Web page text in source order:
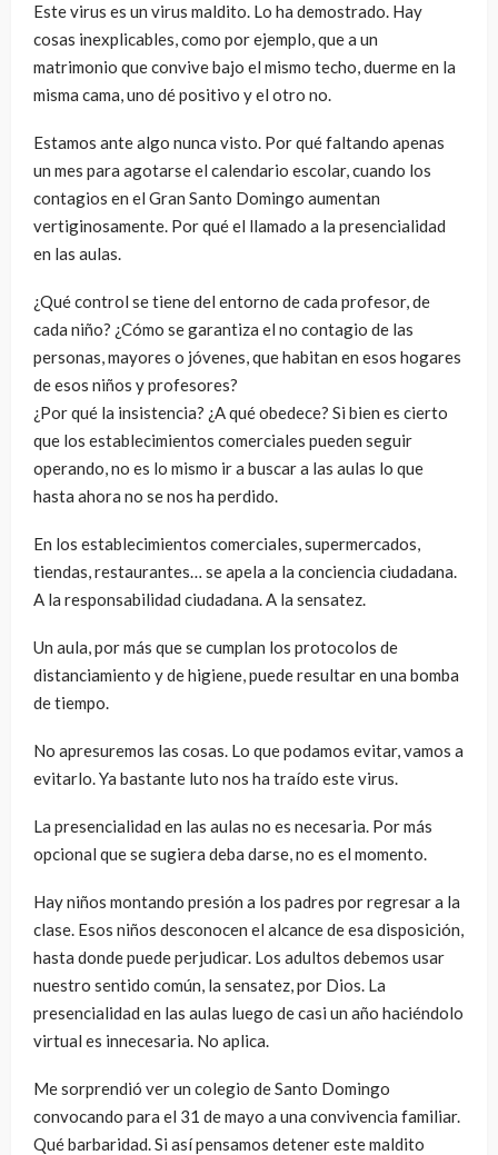
Este virus es un virus maldito. Lo ha demostrado. Hay
cosas inexplicables, como por ejemplo, que a un
matrimonio que convive bajo el mismo techo, duerme en la
misma cama, uno dé positivo y el otro no.
Estamos ante algo nunca visto. Por qué faltando apenas
un mes para agotarse el calendario escolar, cuando los
contagios en el Gran Santo Domingo aumentan
vertiginosamente. Por qué el llamado a la presencialidad
en las aulas.
¿Qué control se tiene del entorno de cada profesor, de
cada niño? ¿Cómo se garantiza el no contagio de las
personas, mayores o jóvenes, que habitan en esos hogares
de esos niños y profesores?
¿Por qué la insistencia? ¿A qué obedece? Si bien es cierto
que los establecimientos comerciales pueden seguir
operando, no es lo mismo ir a buscar a las aulas lo que
hasta ahora no se nos ha perdido.
En los establecimientos comerciales, supermercados,
tiendas, restaurantes… se apela a la conciencia ciudadana.
A la responsabilidad ciudadana. A la sensatez.
Un aula, por más que se cumplan los protocolos de
distanciamiento y de higiene, puede resultar en una bomba
de tiempo.
No apresuremos las cosas. Lo que podamos evitar, vamos a
evitarlo. Ya bastante luto nos ha traído este virus.
La presencialidad en las aulas no es necesaria. Por más
opcional que se sugiera deba darse, no es el momento.
Hay niños montando presión a los padres por regresar a la
clase. Esos niños desconocen el alcance de esa disposición,
hasta donde puede perjudicar. Los adultos debemos usar
nuestro sentido común, la sensatez, por Dios. La
presencialidad en las aulas luego de casi un año haciéndolo
virtual es innecesaria. No aplica.
Me sorprendió ver un colegio de Santo Domingo
convocando para el 31 de mayo a una convivencia familiar.
Qué barbaridad. Si así pensamos detener este maldito